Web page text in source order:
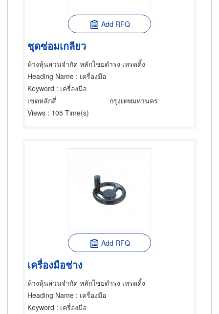
Add RFQ
ชุดซ่อมเกลียว
ห้างหุ้นส่วนจำกัด หลักไชยดำรง เทรดดิ้ง
Heading Name : เครื่องมือ
Keyword : เครื่องมือ
เขตหลักสี่
กรุงเทพมหานคร
Views : 105 Time(s)
Add RFQ
เครื่องมือช่าง
ห้างหุ้นส่วนจำกัด หลักไชยดำรง เทรดดิ้ง
Heading Name : เครื่องมือ
Keyword : เครื่องมือ